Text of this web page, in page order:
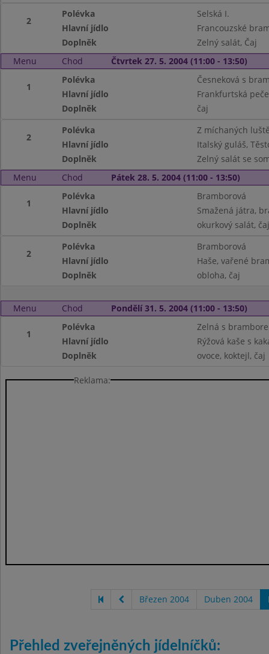
2
Polévka
Selská I.
Hlavní jídlo
Francouzské
Doplněk
Zelný salát, Čaj
Menu
Chod Čtvrtek 27. 5. 2004 (11:00 - 13:50)
1
Polévka
Česneková s
Hlavní jídlo
Frankfurtská
Doplněk
čaj
2
Polévka
Z míchaných
Hlavní jídlo
Italský guláš,
Doplněk
Zelný salát se
Menu
Chod Pátek 28. 5. 2004 (11:00 - 13:50)
1
Polévka
Bramborová
Hlavní jídlo
Smažená játra,
Doplněk
okurkový salát, čaj
2
Polévka
Bramborová
Hlavní jídlo
Haše, vařené
Doplněk
obloha, čaj
Menu Chod Pondělí 31. 5. 2004 (11:00 - 13:50)
1
Polévka
Zelná s
Hlavní jídlo
Rýžová kaše s
Doplněk
ovoce, koktejl, čaj
Reklama:
Březen 2004 Duben 2004
Přehled zveřejněných jídelníčků: